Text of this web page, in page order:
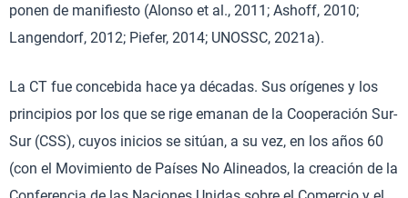
ponen de manifiesto (Alonso et al., 2011; Ashoff, 2010;
Langendorf, 2012; Piefer, 2014; UNOSSC, 2021a).
La CT fue concebida hace ya décadas. Sus orígenes y los
principios por los que se rige emanan de la Cooperación Sur-
Sur (CSS), cuyos inicios se sitúan, a su vez, en los años 60
(con el Movimiento de Países No Alineados, la creación de la